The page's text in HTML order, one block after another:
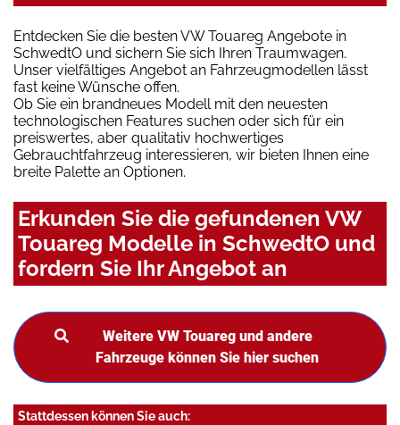
Entdecken Sie die besten VW Touareg Angebote in
SchwedtO und sichern Sie sich Ihren Traumwagen.
Unser vielfältiges Angebot an Fahrzeugmodellen lässt
fast keine Wünsche offen.
Ob Sie ein brandneues Modell mit den neuesten
technologischen Features suchen oder sich für ein
preiswertes, aber qualitativ hochwertiges
Gebrauchtfahrzeug interessieren, wir bieten Ihnen eine
breite Palette an Optionen.
Erkunden Sie die gefundenen VW
Touareg Modelle in SchwedtO und
fordern Sie Ihr Angebot an
Weitere VW Touareg und andere
Fahrzeuge können Sie hier suchen
Stattdessen können Sie auch: